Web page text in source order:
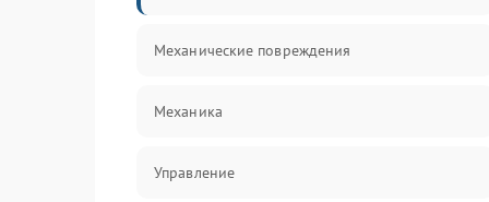
Механические повреждения
Механика
Управление